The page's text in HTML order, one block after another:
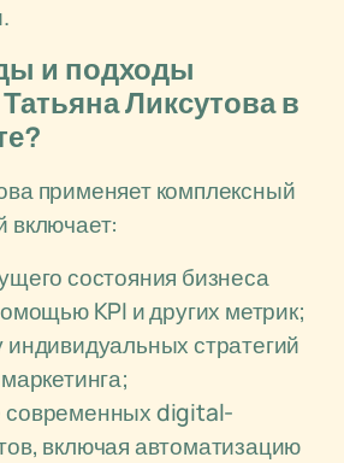
и подходы
Ликсутова в
применяет комплексный
включает:
состояния бизнеса
KPI и других метрик;
индивидуальных стратегий
современных digital-
включая автоматизацию